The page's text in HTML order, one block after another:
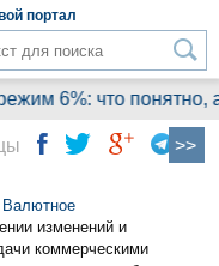
портал
6%: что понятно, а
Валютное
изменений и
коммерческими